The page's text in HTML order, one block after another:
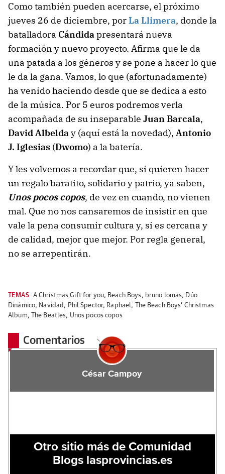
Como también pueden acercarse, el próximo
jueves 26 de diciembre, porLa Llimera, donde la
batalladora Cándidapresentará nueva
formación y nuevo proyecto. Afirma que le da
una patada a los géneros y se pone a hacer lo que
le da la gana. Vamos, lo que (afortunadamente)
ha venido haciendo desde que se dedica a esto
de la música. Por 5 euros podremos verla
acompañada de su inseparable Juan Barcala,
David Albelday (aquí está la novedad), Antonio
J. Iglesias (Dwomo) a la batería.
Y les volvemos a recordar que, si quieren hacer
un regalo baratito, solidario y patrio, ya saben,
Unos pocos copos, de vez en cuando, no vienen
mal. Que no nos cansaremos de insistir en que
vale la pena consumir cultura y, si es cercana y
de calidad, mejor que mejor. Por regla general,
no se arrepentirán.
TEMAS A Christmas Gift for you, Beach Boys, bruno lomas, Dúo
Dinámico, Navidad , Phil Spector, Raphael,
The Beach Boys’ Christmas
Album, The Beatles, Unos pocos copos
Comentarios
César Campoy
Otro sitio más de Comunidad
Blogs lasprovincias.es